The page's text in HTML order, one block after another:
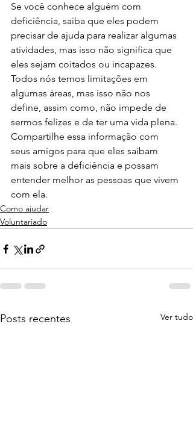
Se você conhece alguém com
deficiência, saiba que eles podem
precisar de ajuda para realizar algumas
atividades, mas isso não significa que
eles sejam coitados ou incapazes.
Todos nós temos limitações em
algumas áreas, mas isso não nos
define, assim como, não impede de
sermos felizes e de ter uma vida plena.
Compartilhe essa informação com
seus amigos para que eles saibam
mais sobre a deficiência e possam
entender melhor as pessoas que vivem
com ela.
Como ajudar
Voluntariado
Posts recentes Ver tudo